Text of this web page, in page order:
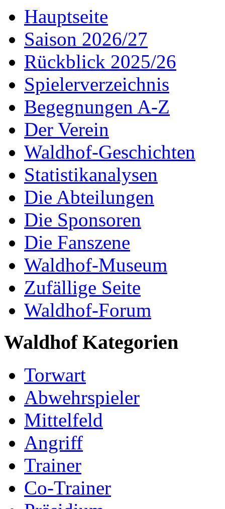
Hauptseite
Saison 2026/27
Rückblick 2025/26
Spielerverzeichnis
Begegnungen A-Z
Der Verein
Waldhof-Geschichten
Statistikanalysen
Die Abteilungen
Die Sponsoren
Die Fanszene
Waldhof-Museum
Zufällige Seite
Waldhof-Forum
Waldhof Kategorien
Torwart
Abwehrspieler
Mittelfeld
Angriff
Trainer
Co-Trainer